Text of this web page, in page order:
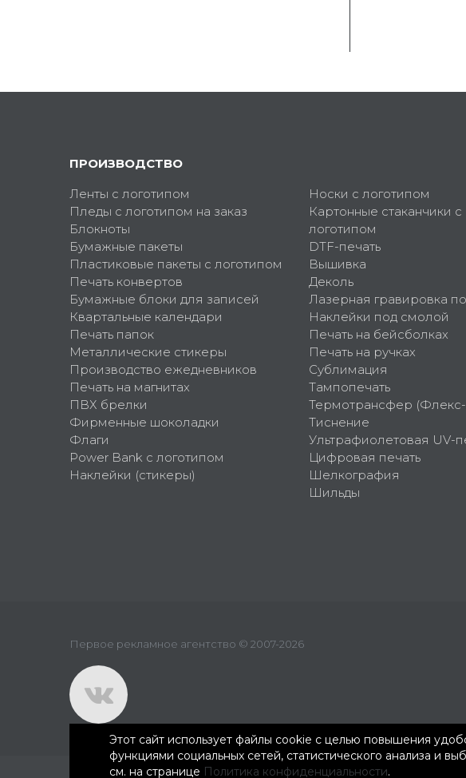
ПРОИЗВОДСТВО
Ленты с логотипом
Пледы с логотипом на заказ
Блокноты
Бумажные пакеты
Пластиковые пакеты с логотипом
Печать конвертов
Бумажные блоки для записей
Квартальные календари
Печать папок
Металлические стикеры
Производство ежедневников
Печать на магнитах
ПВХ брелки
Фирменные шоколадки
Флаги
Power Bank с логотипом
Наклейки (стикеры)
Носки с логотипом
Картонные стаканчики с
логотипом
DTF-печать
Вышивка
Деколь
Лазерная гравировка
Наклейки под смолой
Печать на бейсболках
Печать на ручках
Сублимация
Тампопечать
Термотрансфер (Флекс-
Тиснение
Ультрафиолетовая UV-
Цифровая печать
Шелкография
Шильды
Первое рекламное агентство © 2007-2026
Этот сайт использует файлы cookie с целью повышения
функциями социальных сетей, статистического анализа и
см. на странице Политика конфиденциальности.